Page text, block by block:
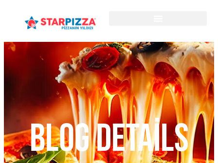
BLOG DETAILS